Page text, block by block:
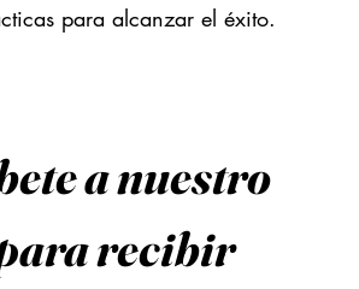
para alcanzar el éxito.
a nuestro
recibir